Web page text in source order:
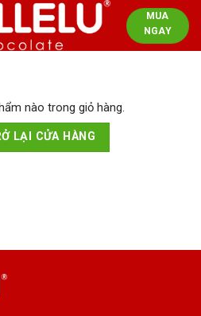
MUA
NGAY
nào trong giỏ hàng.
LẠI CỬA HÀNG